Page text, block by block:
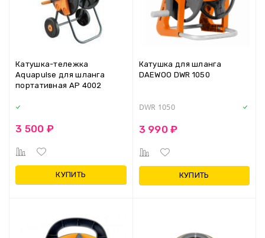
Катушка-тележка
Aquapulse для шланга
портативная AP 4002
3 500 ₽
КУПИТЬ
Катушка для шланга
DAEWOO DWR 1050
DWR 1050
3 990 ₽
КУПИТЬ